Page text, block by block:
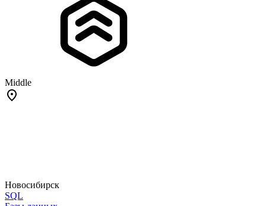
Middle
Новосибирск
SQL